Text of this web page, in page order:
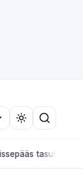
KULTUUR JA ÜRITUSED